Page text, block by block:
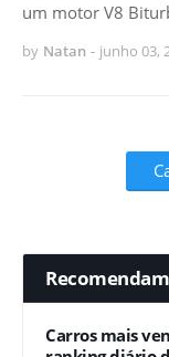
um motor V8
by Natan - junho 03,
Carros mais